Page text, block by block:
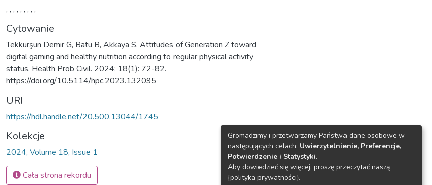
, , , , , , , , ,
Cytowanie
Tekkurşun Demir G, Batu B, Akkaya S. Attitudes of Generation Z toward
digital gaming and healthy nutrition according to regular physical activity
status. Health Prob Civil. 2024; 18(1): 72-82.
https://doi.org/10.5114/hpc.2023.132095
URI
https://hdl.handle.net/20.500.13044/1745
Kolekcje
2024, Volume 18, Issue 1
Cała strona rekordu
Gromadzimy i przetwarzamy Państwa dane osobowe w
następujących celach: Uwierzytelnienie, Preferencje,
Potwierdzenie i Statystyki.
Aby dowiedzieć się więcej, proszę przeczytać naszą
{polityka prywatności}.